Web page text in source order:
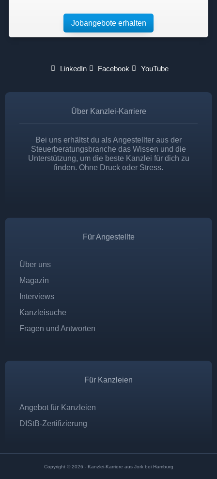
Jobangebote erhalten
LinkedIn Facebook YouTube
Über Kanzlei-Karriere
Bei uns erhältst du als Angestellter aus der
Steuerberatungsbranche das Wissen und die
Unterstützung, um die beste Kanzlei für dich zu
finden. Ohne Druck oder Stress.
Für Angestellte
Über uns
Magazin
Interviews
Kanzleisuche
Fragen und Antworten
Für Kanzleien
Angebot für Kanzleien
DIStB-Zertifizierung
Copyright © 2026 - Kanzlei-Karriere aus Jork bei Hamburg